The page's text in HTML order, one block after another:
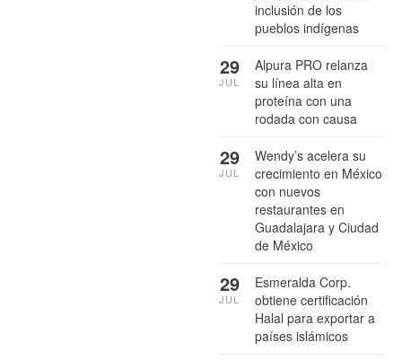
inclusión de los
pueblos indígenas
Alpura PRO relanza
su línea alta en
proteína con una
rodada con causa
29
JUL
Wendy’s acelera su
crecimiento en México
con nuevos
restaurantes en
Guadalajara y Ciudad
de México
29
JUL
Esmeralda Corp.
obtiene certificación
Halal para exportar a
países islámicos
29
JUL